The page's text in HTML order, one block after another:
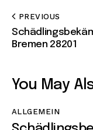
PREVIOUS
Bremen 28201
You May
ALLGEMEIN